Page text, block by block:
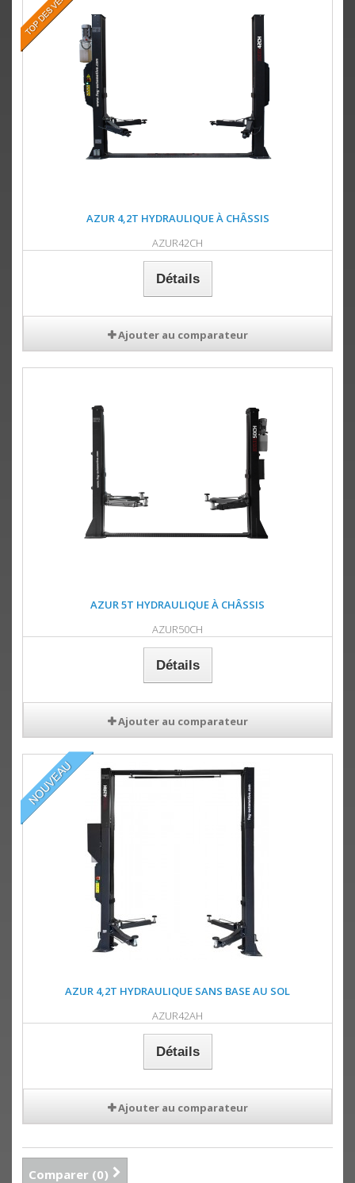
AZUR 4,2T HYDRAULIQUE À CHÂSSIS
AZUR42CH
Détails
Ajouter au comparateur
AZUR 5T HYDRAULIQUE À CHÂSSIS
AZUR50CH
Détails
Ajouter au comparateur
AZUR 4,2T HYDRAULIQUE SANS BASE AU SOL
AZUR42AH
Détails
Ajouter au comparateur
Comparer (0)